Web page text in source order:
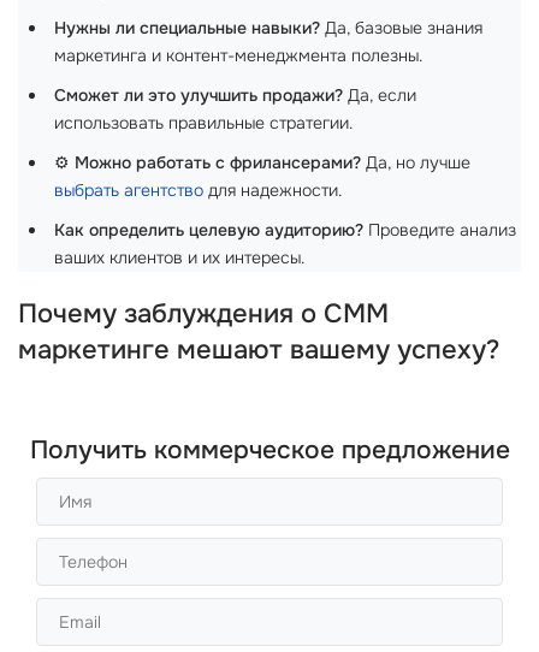
Нужны ли специальные навыки? Да, базовые знания
маркетинга и контент-менеджмента полезны.
Сможет ли это улучшить продажи? Да, если
использовать правильные стратегии.
⚙️ Можно работать с фрилансерами? Да, но лучше
выбрать агентство для надежности.
Как определить целевую аудиторию? Проведите анализ
ваших клиентов и их интересы.
Почему заблуждения о СММ
маркетинге мешают вашему успеху?
Получить коммерческое предложение